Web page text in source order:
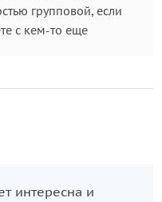
групповой, если
с кем-то еще
интересна и